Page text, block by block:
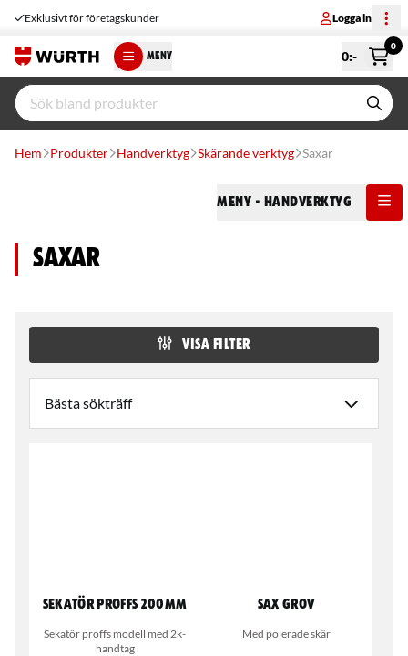
Exklusivt för företagskunder Logga in
MENY 0:-
0
Hem Produkter Handverktyg Skärande verktyg Saxar
Meny - Handverktyg
Saxar
VISA FILTER
Sekatör Proffs 200mm
Sekatör proffs modell med 2k-
handtag
Sax Grov
Med polerade skär